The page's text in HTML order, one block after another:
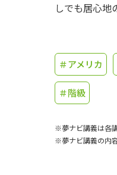
しでも居心地
＃アメリカ
＃階級
※夢ナビ講義は各
※夢ナビ講義の内